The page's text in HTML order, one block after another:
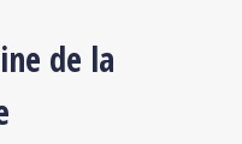
de la